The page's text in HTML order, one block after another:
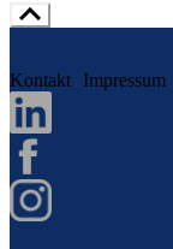
Kontakt Impressum